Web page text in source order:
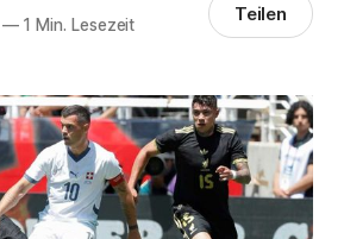
—1 Min. Lesezeit Teilen